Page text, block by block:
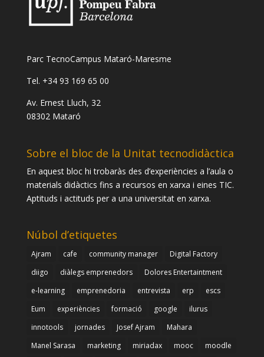
Parc TecnoCampus Mataró-Maresme
Tel. +34 93 169 65 00
Av. Ernest Lluch, 32
08302 Mataró
Sobre el bloc de la Unitat tecnodidàctica
En aquest bloc hi trobaràs des d’experiències a l’aula o
materials didàctics fins a recursos en xarxa i eines TIC.
Aptituds i actituds per a una universitat en xarxa.
Núbol d’etiquetes
Ajram cafe community manager
Digital Factory
diigo
diàlegs emprenedors
Dolores Entertaintment
e-learning
emprenedoria entrevista erp
escs
Eum
experiències formació google
ilurus
innotools
jornades Josef Ajram
Mahara
Manel Sarasa
marketing miriadax mooc moodle